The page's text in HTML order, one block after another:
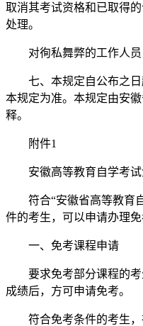
取消其考试资格和已取得
处理。
对徇私舞弊的工作人员
七、本规定自公布之日
本规定为准。本规定由安
释。
附件1
安徽高等教育自学考试
符合“安徽省高等教育自
件的考生，可以申请办理
一、免考课程申请
要求免考部分课程的考
成绩后，方可申请免考。
符合免考条件的考生，